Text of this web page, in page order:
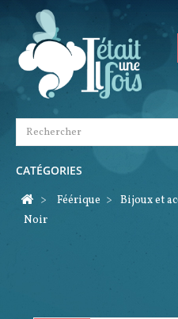
CATÉGORIES
>
Féérique > Bijoux et
Noir